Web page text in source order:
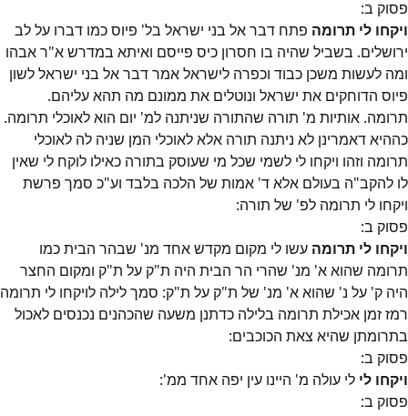
פסוק ב:
ויקחו לי תרומה פתח דבר אל בני ישראל בל' פיוס כמו דברו על לב
ירושלים. בשביל שהיה בו חסרון כיס פייסם ואיתא במדרש א"ר אבהו
ומה לעשות משכן כבוד וכפרה לישראל אמר דבר אל בני ישראל לשון
פיוס הדוחקים את ישראל ונוטלים את ממונם מה תהא עליהם.
תרומה. אותיות מ' תורה שהתורה שניתנה למ' יום הוא לאוכלי תרומה.
כההיא דאמרינן לא ניתנה תורה אלא לאוכלי המן שניה לה לאוכלי
תרומה וזהו ויקחו לי לשמי שכל מי שעוסק בתורה כאילו לוקח לי שאין
לו להקב"ה בעולם אלא ד' אמות של הלכה בלבד וע"כ סמך פרשת
ויקחו לי תרומה לפ' של תורה:
פסוק ב:
ויקחו לי תרומה עשו לי מקום מקדש אחד מנ' שבהר הבית כמו
תרומה שהוא א' מנ' שהרי הר הבית היה ת"ק על ת"ק ומקום החצר
היה ק' על נ' שהוא א' מנ' של ת"ק על ת"ק: סמך לילה לויקחו לי תרומה
רמז זמן אכילת תרומה בלילה כדתנן משעה שהכהנים נכנסים לאכול
בתרומתן שהיא צאת הכוכבים:
פסוק ב:
ויקחו לי לי עולה מ' היינו עין יפה אחד ממ':
פסוק ב: